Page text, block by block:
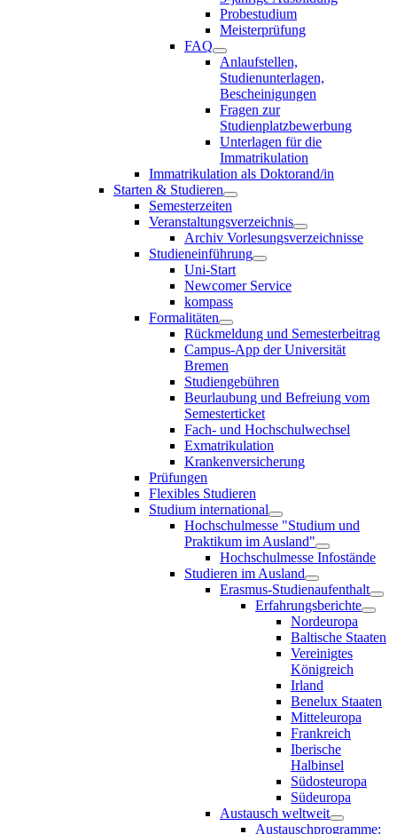
Probestudium
Meisterprüfung
FAQ
Anlaufstellen,
Studienunterlagen,
Bescheinigungen
Fragen zur
Studienplatzbewerbung
Unterlagen für die
Immatrikulation
Immatrikulation als Doktorand/in
Starten & Studieren
Semesterzeiten
Veranstaltungsverzeichnis
Archiv Vorlesungsverzeichnisse
Studieneinführung
Uni-Start
Newcomer Service
kompass
Formalitäten
Rückmeldung und Semesterbeitrag
Campus-App der Universität
Bremen
Studiengebühren
Beurlaubung und Befreiung vom
Semesterticket
Fach- und Hochschulwechsel
Exmatrikulation
Krankenversicherung
Prüfungen
Flexibles Studieren
Studium international
Hochschulmesse "Studium und
Praktikum im Ausland"
Hochschulmesse Infostände
Studieren im Ausland
Erasmus-Studienaufenthalt
Erfahrungsberichte
Nordeuropa
Baltische Staaten
Vereinigtes
Königreich
Irland
Benelux Staaten
Mitteleuropa
Frankreich
Iberische
Halbinsel
Südosteuropa
Südeuropa
Austausch weltweit
Austauschprogramme: